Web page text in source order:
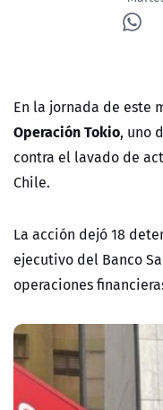
ÁREA DE PROYECTOS
En la jornada de este
Operación Tokio, uno
contra el lavado de
Chile.
La acción dejó 18
ejecutivo del Banco
operaciones